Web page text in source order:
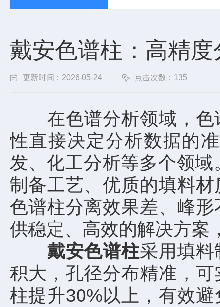
戴安色谱柱：高精
更新时间：2026-05-24 点击次数：135
在色谱分析领域，色
性直接决定分析数据的
发、化工分析等多个领
制备工艺、优质的填料
色谱柱分离效果差、峰
供稳定、高效的解决方案
戴安色谱柱采用填
积大，孔径分布精准，
柱提升30%以上，有效